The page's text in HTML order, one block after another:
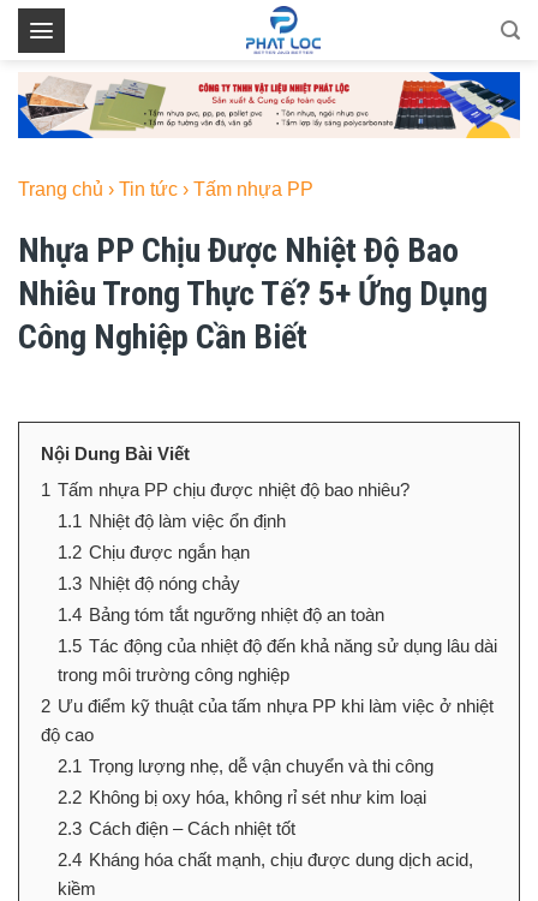
Skip
Trang chủ › Tin tức › Tấm nhựa PP
Nhựa PP Chịu Được Nhiệt Độ Bao
Nhiêu Trong Thực Tế? 5+ Ứng Dụng
Công Nghiệp Cần Biết
Nội Dung Bài Viết
1 Tấm nhựa PP chịu được nhiệt độ bao nhiêu?
1.1 Nhiệt độ làm việc ổn định
1.2 Chịu được ngắn hạn
1.3 Nhiệt độ nóng chảy
1.4 Bảng tóm tắt ngưỡng nhiệt độ an toàn
1.5 Tác động của nhiệt độ đến khả năng sử dụng lâu dài
trong môi trường công nghiệp
2 Ưu điểm kỹ thuật của tấm nhựa PP khi làm việc ở nhiệt
độ cao
2.1 Trọng lượng nhẹ, dễ vận chuyển và thi công
2.2 Không bị oxy hóa, không rỉ sét như kim loại
2.3 Cách điện – Cách nhiệt tốt
2.4 Kháng hóa chất mạnh, chịu được dung dịch acid,
kiềm